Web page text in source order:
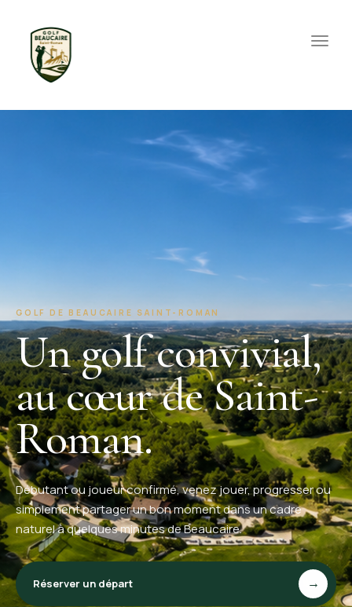
Toggle
GOLF DE BEAUCAIRE SAINT-ROMAN
Un golf convivial,
au cœur de Saint-
Roman.
Débutant ou joueur confirmé, venez jouer, progresser ou
simplement partager un bon moment dans un cadre
naturel à quelques minutes de Beaucaire.
Réserver un départ →